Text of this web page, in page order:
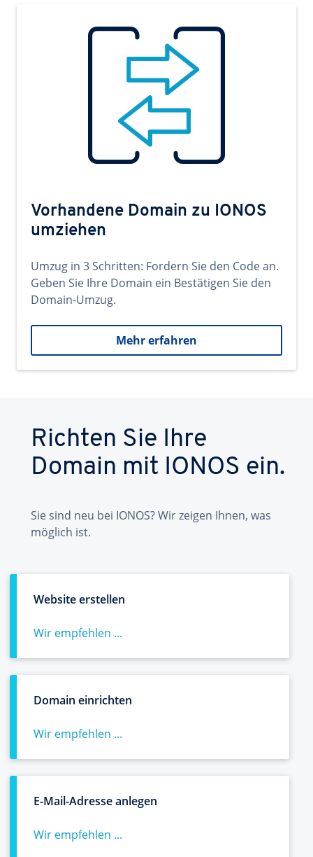
Vorhandene Domain zu IONOS
umziehen
Umzug in 3 Schritten: Fordern Sie den Code an.
Geben Sie Ihre Domain ein Bestätigen Sie den
Domain-Umzug.
Mehr erfahren
Richten Sie Ihre
Domain mit IONOS ein.
Sie sind neu bei IONOS? Wir zeigen Ihnen, was
möglich ist.
Website erstellen
Wir empfehlen ...
Domain einrichten
Wir empfehlen ...
E-Mail-Adresse anlegen
Wir empfehlen ...